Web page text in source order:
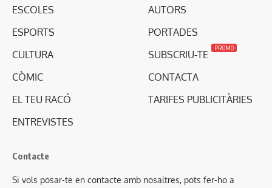
ESCOLES
ESPORTS
CULTURA
CÒMIC
EL TEU RACÓ
ENTREVISTES
AUTORS
PORTADES
SUBSCRIU-TE
PROMO
CONTACTA
TARIFES PUBLICITÀRIES
Contacte
Si vols posar-te en contacte amb nosaltres, pots fer-ho a